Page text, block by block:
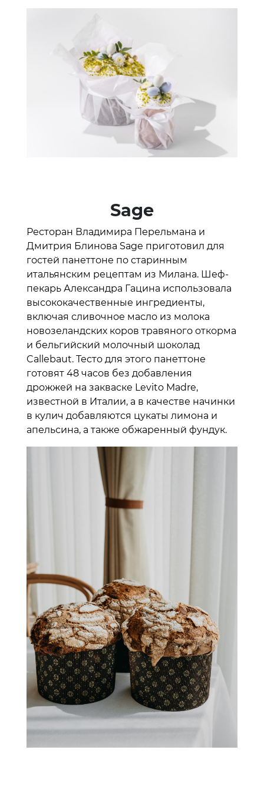
Sage
Ресторан Владимира Перельмана и
Дмитрия Блинова Sage приготовил для
гостей панеттоне по старинным
итальянским рецептам из Милана. Шеф-
пекарь Александра Гацина использовала
высококачественные ингредиенты,
включая сливочное масло из молока
новозеландских коров травяного откорма
и бельгийский молочный шоколад
Callebaut. Тесто для этого панеттоне
готовят 48 часов без добавления
дрожжей на закваске Levito Madre,
известной в Италии, а в качестве начинки
в кулич добавляются цукаты лимона и
апельсина, а также обжаренный фундук.